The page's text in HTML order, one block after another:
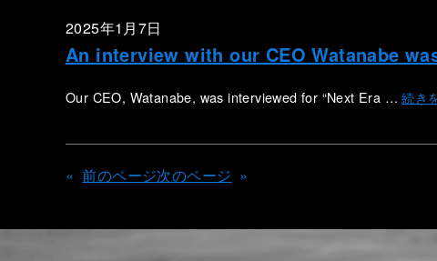
2025年1月7日
An interview with our CEO Watanabe
Our CEO, Watanabe, was interviewed for “Next Era …続き
« 前のページ次のページ »